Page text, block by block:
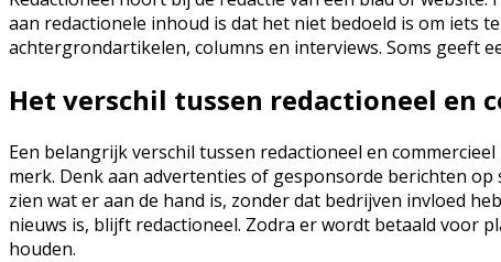
aan redactionele inhoud is dat het niet bedoeld is om iets
achtergrondartikelen, columns en interviews. Soms geeft
Het verschil tussen redactioneel en
Een belangrijk verschil tussen redactioneel en
merk. Denk aan advertenties of gesponsorde berichten
zien wat er aan de hand is, zonder dat bedrijven invloed
nieuws is, blijft redactioneel. Zodra er wordt betaald voor
houden.